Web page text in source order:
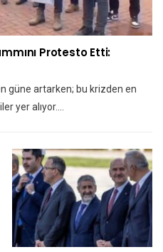
Protesto Etti:
güne artarken; bu krizden en
yer alıyor.…